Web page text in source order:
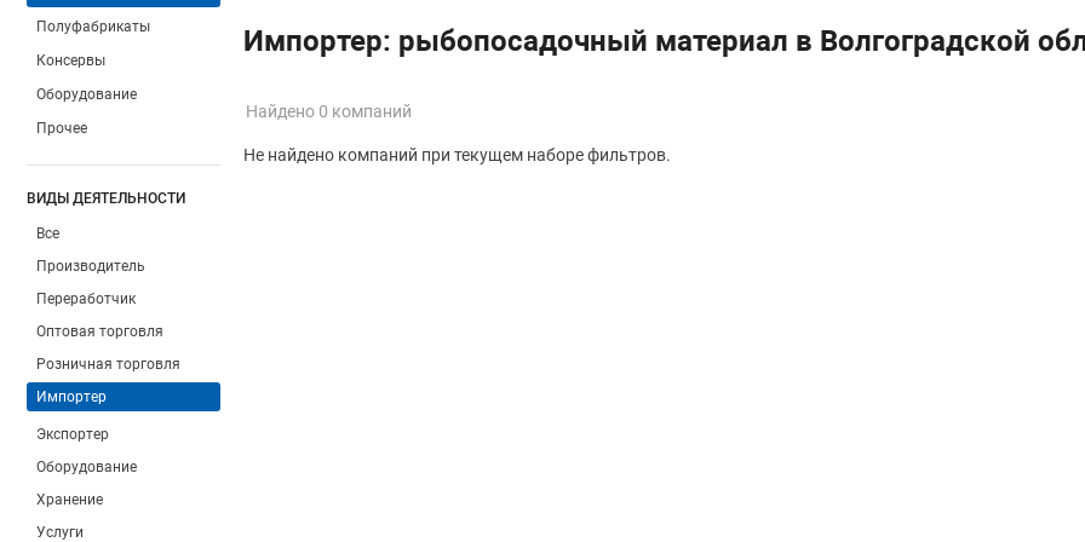
Полуфабрикаты
Консервы
Оборудование
Прочее
ВИДЫ ДЕЯТЕЛЬНОСТИ
Все
Производитель
Переработчик
Оптовая торговля
Розничная торговля
Импортер
Экспортер
Оборудование
Хранение
Услуги
Импортер: рыбопосадочный материал в Волгоградской
Найдено 0 компаний
Не найдено компаний при текущем наборе фильтров.